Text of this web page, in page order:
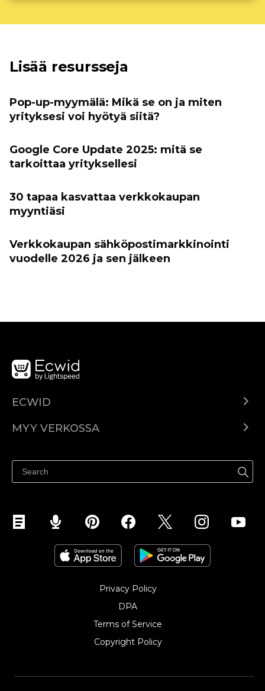
Lisää resursseja
Pop-up-myymälä: Mikä se on ja miten
yrityksesi voi hyötyä siitä?
Google Core Update 2025: mitä se
tarkoittaa yrityksellesi
30 tapaa kasvattaa verkkokaupan
myyntiäsi
Verkkokaupan sähköpostimarkkinointi
vuodelle 2026 ja sen jälkeen
ECWID
Hinnoittelu
MYY VERKOSSA
Myy Facebookissa
Myy Instagramissa
Privacy Policy
DPA
Terms of Service
Copyright Policy‎